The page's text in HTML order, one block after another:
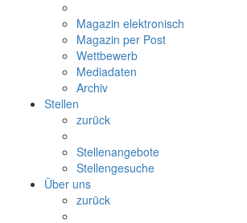
Magazin elektronisch
Magazin per Post
Wettbewerb
Mediadaten
Archiv
Stellen
zurück
Stellenangebote
Stellengesuche
Über uns
zurück